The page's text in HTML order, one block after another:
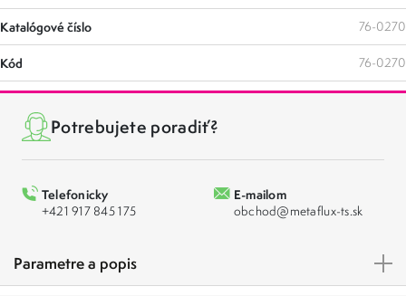
Katalógové číslo 76-0270
Kód 76-0270
Potrebujete poradiť?
Telefonicky
+421 917 845 175
E-mailom
obchod@metaflux-ts.sk
Parametre a popis